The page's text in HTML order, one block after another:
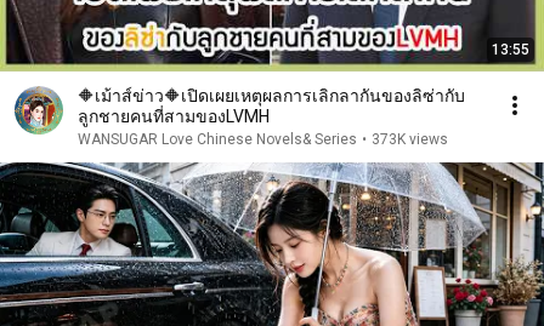
13:55
🔶เม้าส์ข่าว🔶เปิดเผยเหตุผลการเลิกลากันของลิซ่ากับ
ลูกชายคนที่สามของLVMH
WANSUGAR Love Chinese Novels& Series • 373K views